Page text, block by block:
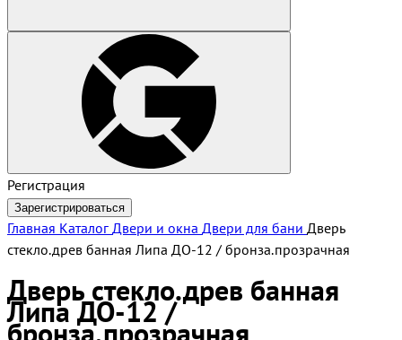
Регистрация
Зарегистрироваться
Главная Каталог Двери и окна Двери для бани Дверь
стекло.древ банная Липа ДО-12 / бронза.прозрачная
Дверь стекло.древ банная
Липа ДО-12 /